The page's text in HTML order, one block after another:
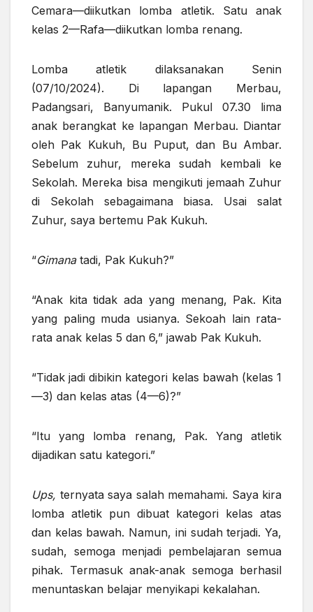
Cemara—diikutkan lomba atletik. Satu anak
kelas 2—Rafa—diikutkan lomba renang.
Lomba atletik dilaksanakan Senin
(07/10/2024). Di lapangan Merbau,
Padangsari, Banyumanik. Pukul 07.30 lima
anak berangkat ke lapangan Merbau. Diantar
oleh Pak Kukuh, Bu Puput, dan Bu Ambar.
Sebelum zuhur, mereka sudah kembali ke
Sekolah. Mereka bisa mengikuti jemaah Zuhur
di Sekolah sebagaimana biasa. Usai salat
Zuhur, saya bertemu Pak Kukuh.
“Gimanatadi, Pak Kukuh?”
“Anak kita tidak ada yang menang, Pak. Kita
yang paling muda usianya. Sekoah lain rata-
rata anak kelas 5 dan 6,” jawab Pak Kukuh.
“Tidak jadi dibikin kategori kelas bawah (kelas 1
—3) dan kelas atas (4—6)?”
“Itu yang lomba renang, Pak. Yang atletik
dijadikan satu kategori.”
Ups, ternyata saya salah memahami. Saya kira
lomba atletik pun dibuat kategori kelas atas
dan kelas bawah. Namun, ini sudah terjadi. Ya,
sudah, semoga menjadi pembelajaran semua
pihak. Termasuk anak-anak semoga berhasil
menuntaskan belajar menyikapi kekalahan.